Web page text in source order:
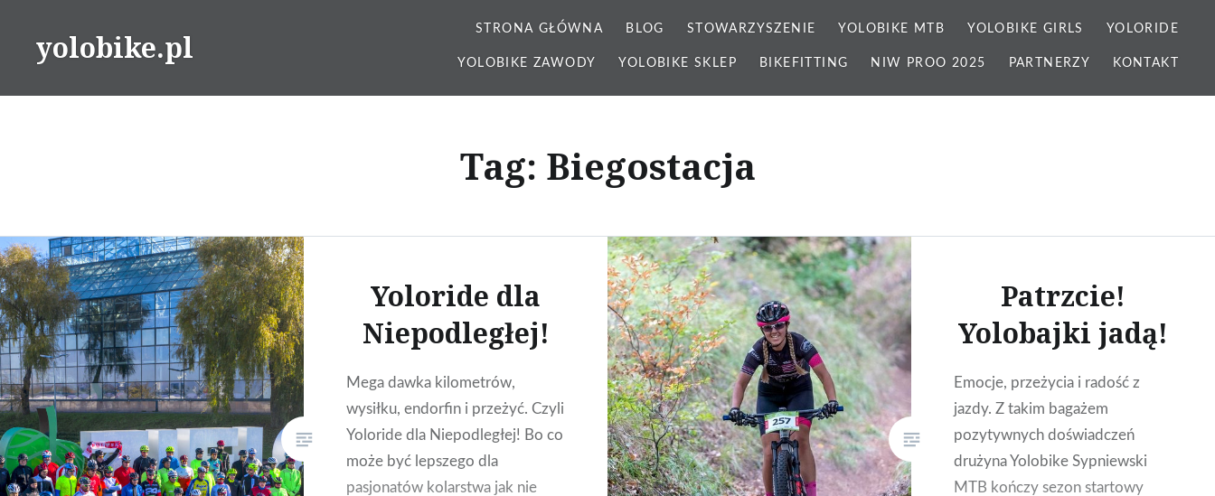
yolobike.pl STRONA GŁÓWNA BLOG STOWARZYSZENIE YOLOBIKE MTB YOLOBIKE GIRLS YOLORIDE
YOLOBIKE ZAWODY YOLOBIKE SKLEP BIKEFITTING NIW PROO 2025 PARTNERZY KONTAKT
Tag: Biegostacja
Yoloride dla
Niepodległej!
Mega dawka kilometrów,
wysiłku, endorfin i przeżyć. Czyli
Yoloride dla Niepodległej! Bo co
może być lepszego dla
pasjonatów kolarstwa jak nie
Patrzcie!
Yolobajki jadą!
Emocje, przeżycia i radość z
jazdy. Z takim bagażem
pozytywnych doświadczeń
drużyna Yolobike Sypniewski
MTB kończy sezon startowy